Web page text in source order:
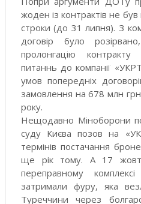
жоден із контрактів не
строки (до 31 липня). З
договір було
пролонгацію
питаннь до компанії
умов попередніх
замовлення на 678 млн
року.
Нещодавно Міноборони
суду Києва позов на
термінів постачання
ще рік тому. А 17
переправному
затримали фуру, яка
Туреччини через